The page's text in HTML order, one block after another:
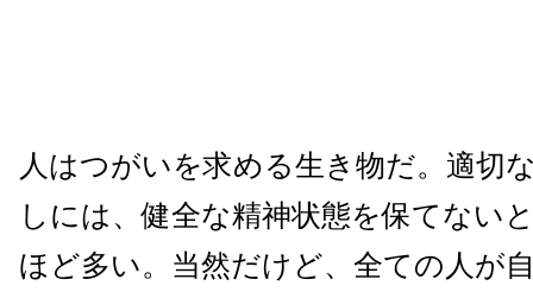
人はつがいを求める生き物だ。適切
しには、健全な精神状態を保てない
ほど多い。当然だけど、全ての人が